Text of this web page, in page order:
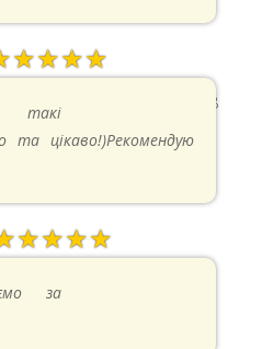
11.05.2024 в 15:48
такі
та цікаво!)Рекомендую
за